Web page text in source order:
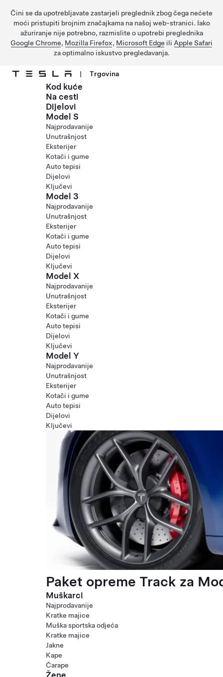
Čini se da upotrebljavate zastarjeli preglednik zbog čega nećete
moći pristupiti brojnim značajkama na našoj web-stranici. Iako
ažuriranje nije potrebno, razmislite o upotrebi preglednika
Google Chrome, Mozilla Firefox, Microsoft Edge ili Apple Safari
za optimalno iskustvo pregledavanja.
Prijeđite na glavni sadržaj
| Trgovina
Kod kuće
Na cesti
Dijelovi
Model S
Najprodavanije
Unutrašnjost
Eksterijer
Kotači i gume
Auto tepisi
Dijelovi
Ključevi
Model 3
Najprodavanije
Unutrašnjost
Eksterijer
Kotači i gume
Auto tepisi
Dijelovi
Ključevi
Model X
Najprodavanije
Unutrašnjost
Eksterijer
Kotači i gume
Auto tepisi
Dijelovi
Ključevi
Model Y
Najprodavanije
Unutrašnjost
Eksterijer
Kotači i gume
Auto tepisi
Dijelovi
Ključevi
Paket opreme Track za
Muškarci
Najprodavanije
Kratke majice
Muška sportska odjeća
Kratke majice
Jakne
Kape
Čarape
Žene